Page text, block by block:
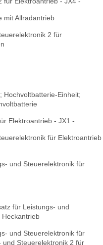
mit Allradantrieb
2 für
Einheit;
Elektroantrieb - JX1 -
für Elektroantrieb
und Steuerelektronik für
für Leistungs- und
und Steuerelektronik für
und Steuerelektronik 2 für